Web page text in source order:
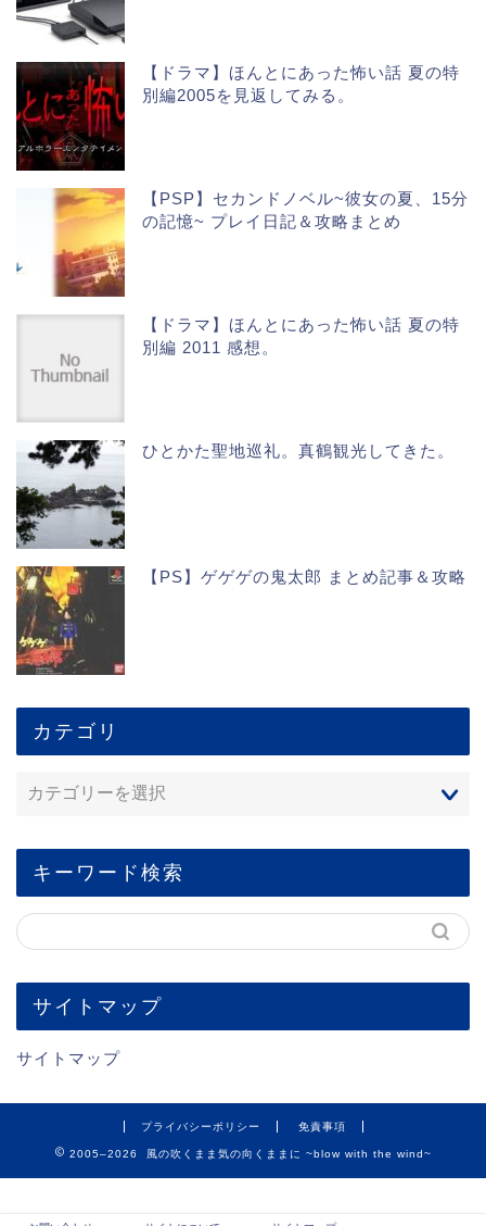
【ドラマ】ほんとにあった怖い話 夏の特
別編2005を見返してみる。
【PSP】セカンドノベル~彼女の夏、15分
の記憶~ プレイ日記＆攻略まとめ
【ドラマ】ほんとにあった怖い話 夏の特
別編 2011 感想。
ひとかた聖地巡礼。真鶴観光してきた。
【PS】ゲゲゲの鬼太郎 まとめ記事＆攻略
カテゴリ
キーワード検索
サイトマップ
サイトマップ
プライバシーポリシー 免責事項
2005–2026 風の吹くまま気の向くままに ~blow with the wind~